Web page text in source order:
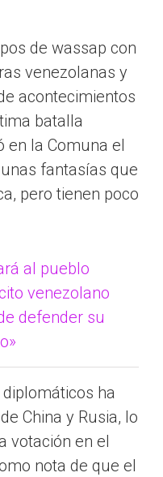
de wassap con
venezolanas y
acontecimientos
batalla
en la Comuna el
fantasías que
pero tienen poco
al pueblo
venezolano
defender su
ha
China y Rusia, lo
votación en el
nota de que el